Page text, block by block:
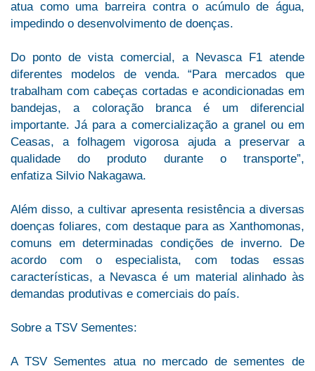
atua como uma barreira contra o acúmulo de água,
impedindo o desenvolvimento de doenças.
Do ponto de vista comercial, a Nevasca F1 atende
diferentes modelos de venda. “Para mercados que
trabalham com cabeças cortadas e acondicionadas em
bandejas, a coloração branca é um diferencial
importante. Já para a comercialização a granel ou em
Ceasas, a folhagem vigorosa ajuda a preservar a
qualidade do produto durante o transporte”,
enfatiza Silvio Nakagawa.
Além disso, a cultivar apresenta resistência a diversas
doenças foliares, com destaque para as Xanthomonas,
comuns em determinadas condições de inverno. De
acordo com o especialista, com todas essas
características, a Nevasca é um material alinhado às
demandas produtivas e comerciais do país.
Sobre a TSV Sementes:
A TSV Sementes atua no mercado de sementes de